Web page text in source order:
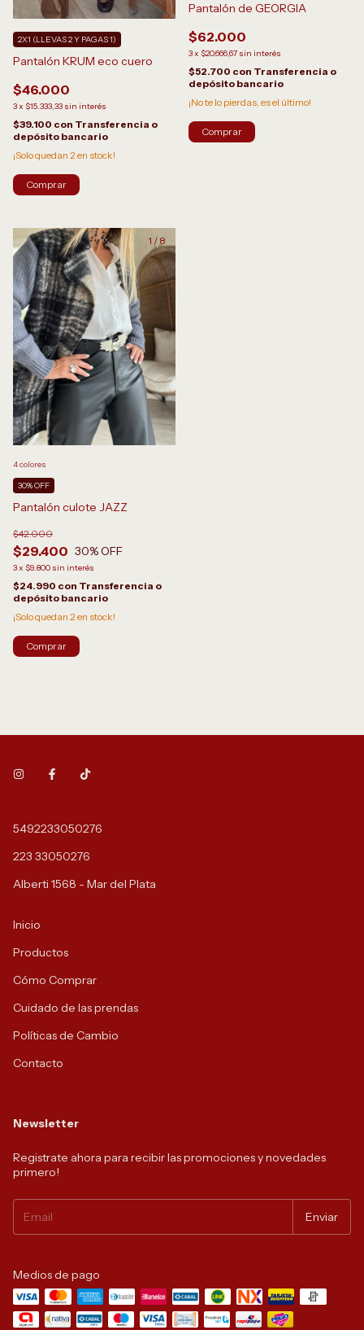
Pantalón KRUM eco cuero
$46.000
3x $15.333,33 sin interés
2X1 (LLEVAS 2 Y PAGAS 1)
$39.100 con Transferencia o
depósito bancario
¡Solo quedan 2en stock!
Comprar
Pantalón de GEORGIA
$62.000
3x $20.666,67 sin interés
$52.700 con Transferencia o
depósito bancario
¡No te lo pierdas, es el último!
Comprar
1 / 8
Pantalón culote JAZZ
$29.400
$42.000
30% OFF
3x $9.800 sin interés
30% OFF
$24.990 con Transferencia o
depósito bancario
¡Solo quedan 2 en stock!
4 colores
Comprar
5492233050276
223 33050276
Alberti 1568 - Mar del Plata
Inicio
Productos
Cómo Comprar
Cuidado de las prendas
Políticas de Cambio
Contacto
Newsletter
Registrate ahora para recibir las promociones y novedades
primero!
Medios de pago